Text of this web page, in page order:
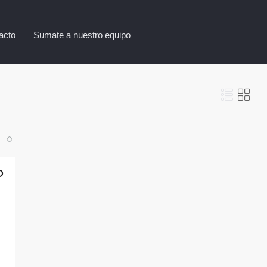
Sumate a nuestro equipo